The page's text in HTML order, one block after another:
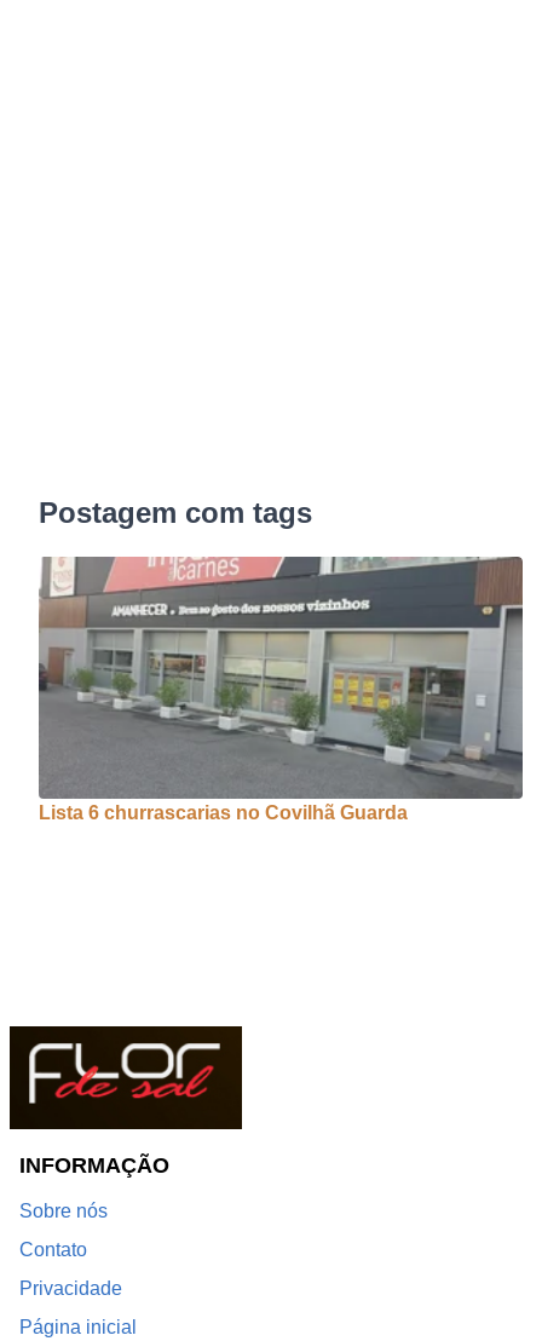
Postagem com tags
Lista 6 churrascarias no Covilhã Guarda
INFORMAÇÃO
Sobre nós
Contato
Privacidade
Página inicial